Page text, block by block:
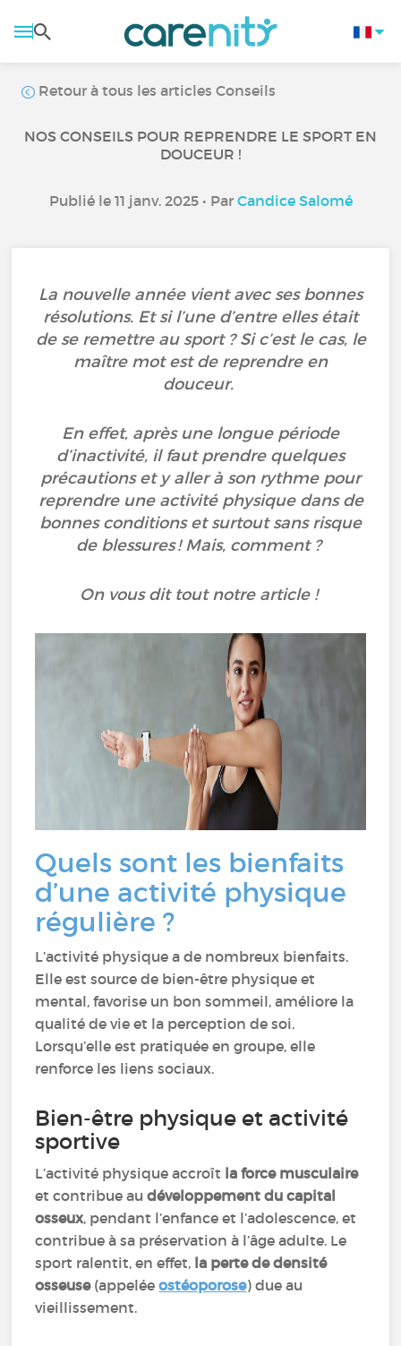
Retour à tous les articles Conseils
NOS CONSEILS POUR REPRENDRE LE SPORT EN
DOUCEUR !
Publié le 11 janv. 2025 • Par Candice Salomé
La nouvelle année vient avec ses bonnes
résolutions. Et si l’une d’entre elles était
de se remettre au sport ? Si c’est le cas, le
maître mot est de reprendre en
douceur.
En effet, après une longue période
d’inactivité, il faut prendre quelques
précautions et y aller à son rythme pour
reprendre une activité physique dans de
bonnes conditions et surtout sans risque
de blessures ! Mais, comment ?
On vous dit tout notre article !
Quels sont les bienfaits
d’une activité physique
régulière ?
L’activité physique a de nombreux bienfaits.
Elle est source de bien-être physique et
mental, favorise un bon sommeil, améliore la
qualité de vie et la perception de soi.
Lorsqu’elle est pratiquée en groupe, elle
renforce les liens sociaux.
Bien-être physique et activité
sportive
L’activité physique accroît la force musculaire
et contribue audéveloppement du capital
osseux, pendant l’enfance et l’adolescence, et
contribue à sa préservation à l’âge adulte. Le
sport ralentit, en effet, la perte de densité
osseuse(appelée ostéoporose) due au
vieillissement.